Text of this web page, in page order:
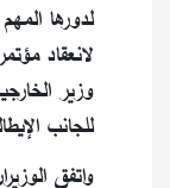
لدورها
لانعقاد
وزير
للجانب
واتفق